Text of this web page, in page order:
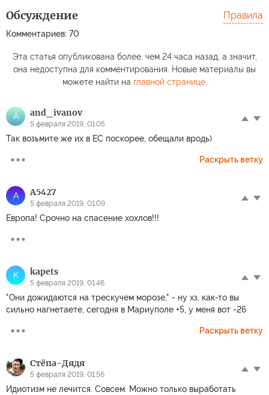
Обсуждение
Комментариев: 70
Правила
Эта статья опубликована более, чем 24 часа назад, а значит,
она недоступна для комментирования. Новые материалы вы
можете найти на главной странице.
A and_ivanov
5 февраля 2019, 01:05
Так возьмите же их в ЕС поскорее, обещали вродь)
Раскрыть ветку
A A5427
5 февраля 2019, 01:09
Европа! Срочно на спасение хохлов!!!
K kapets
5 февраля 2019, 01:46
"Они дожидаются на трескучем морозе," - ну хз, как-то вы
сильно нагнетаете, сегодня в Мариуполе +5, у меня вот -26
Раскрыть ветку
Стёпа-Дядя
5 февраля 2019, 01:56
Идиотизм не лечится. Совсем. Можно только выработать